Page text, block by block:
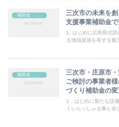
三次市の未来を
支援事業補助金
1. はじめに広島県北
る地域資源を有する魅
三次市・庄原市
ご検討の事業者
づくり補助金の
1．はじめに新たな設
くいらっしゃる事と存